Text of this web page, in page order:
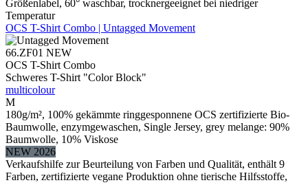
Größenlabel, 60° waschbar, trocknergeeignet bei niedriger
Temperatur
OCS T-Shirt Combo | Untagged Movement
66.ZF01 NEW
OCS T-Shirt Combo
Schweres T-Shirt "Color Block"
multicolour
M
180g/m², 100% gekämmte ringgesponnene OCS zertifizierte Bio-
Baumwolle, enzymgewaschen, Single Jersey, grey melange: 90%
Baumwolle, 10% Viskose
NEW 2026
Verkaufshilfe zur Beurteilung von Farben und Qualität, enthält 9
Farben, zertifizierte vegane Produktion ohne tierische Hilfsstoffe,